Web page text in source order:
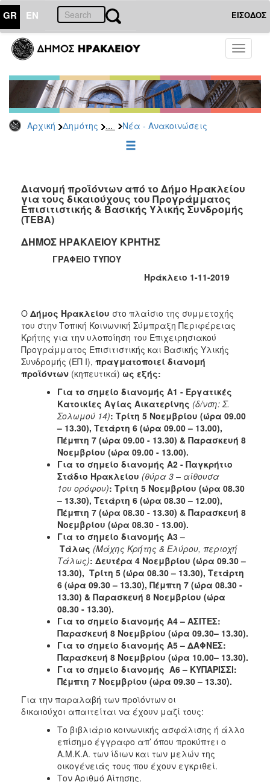
GR EN ΕΙΣΟΔΟΣ
Toggle
Αρχική Δημότης ... Νέα - Ανακοινώσεις
ΔΗΜΟΤΗΣ
Πολιτική
Νέα
-
Ανακοινώσεις
Οικονομική
Αδυναμία
&
Φυσικές
Καταστροφές
Κέντρα
Κέντρα
Δημιουργικής
Απασχόλησης
Παιδιών
(Κ.Δ.Α.Π.)
Κέντρα
Ημερήσιας
Φροντίδας
Ηλικιωμένων
(Κ.Η.Φ.Η.)
Κ.Δ.Α.Π.Α.μεΑ.
Αδειοδότηση
Έλεγχος
Βρεφονηπιακών
Σταθμών
Δημοτικό
Ιατρείο
Ξενώνας
Φιλοξενίας
Γυναικών
Κέντρο
Κοινότητας
Κοινωνικό
Φαρμακείο
Κοινωνικό
Παντοπωλείο
Ισότητα
των
Φύλων
Υγεία
Αυτόματοι
Απινιδωτές
Διανομή προϊόντων από το Δήμο Ηρακλείου
για τους δικαιούχους του Προγράμματος
Επισιτιστικής & Βασικής Υλικής Συνδρομής
(ΤΕΒΑ)
ΔΗΜΟΣ ΗΡΑΚΛΕΙΟΥ ΚΡΗΤΗΣ
ΓΡΑΦΕΙΟ ΤΥΠΟΥ
Ηράκλειο 1-11-2019
Ο Δήμος Ηρακλείου στο πλαίσιο της συμμετοχής
του στην Τοπική Κοινωνική Σύμπραξη Περιφέρειας
Κρήτης για την υλοποίηση του Επιχειρησιακού
Προγράμματος Επισιτιστικής και Βασικής Υλικής
Συνδρομής (ΕΠ Ι), πραγματοποιεί διανομή
προϊόντων (κηπευτικά) ως εξής:
Για το σημείο διανομής Α1 - Εργατικές
Κατοικίες Αγίας Αικατερίνης (δ/νση: Σ.
Σολωμού 14): Τρίτη 5 Νοεμβρίου (ώρα 09.00
– 13.30), Τετάρτη 6 (ώρα 09.00 – 13.00),
Πέμπτη 7 (ώρα 09.00 - 13.30) & Παρασκευή 8
Νοεμβρίου (ώρα 09.00 - 13.00).
Για το σημείο διανομής Α2 - Παγκρήτιο
Στάδιο Ηρακλείου (θύρα 3 – αίθουσα
1ου ορόφου): Τρίτη 5 Νοεμβρίου (ώρα 08.30
– 13.30), Τετάρτη 6 (ώρα 08.30 – 12.00),
Πέμπτη 7 (ώρα 08.30 - 13.30) & Παρασκευή 8
Νοεμβρίου (ώρα 08.30 - 13.00).
Για το σημείο διανομής Α3 –
Τάλως (Μάχης Κρήτης & Ελύρου, περιοχή
Τάλως): Δευτέρα 4 Νοεμβρίου (ώρα 09.30 –
13.30), Τρίτη 5 (ώρα 08.30 – 13.30), Τετάρτη
6 (ώρα 09.30 – 13.30), Πέμπτη 7 (ώρα 08.30 -
13.30) & Παρασκευή 8 Νοεμβρίου (ώρα
08.30 - 13.30).
Για το σημείο διανομής Α4 – ΑΣΙΤΕΣ:
Παρασκευή 8 Νοεμβρίου (ώρα 09.30– 13.30).
Για το σημείο διανομής Α5 – ΔΑΦΝΕΣ:
Παρασκευή 8 Νοεμβρίου (ώρα 10.00– 13.30).
Για το σημείο διανομής A6 – ΚΥΠΑΡΙΣΣΙ:
Πέμπτη 7 Νοεμβρίου (ώρα 09.30 – 13.30).
Για την παραλαβή των προϊόντων οι
δικαιούχοι απαιτείται να έχουν μαζί τους:
Το βιβλιάριο κοινωνικής ασφάλισης ή άλλο
επίσημο έγγραφο απ’ όπου προκύπτει ο
Α.Μ.Κ.Α. των ίδιων και των μελών της
οικογένειάς τους που έχουν εγκριθεί.
Τον Αριθμό Αίτησης.